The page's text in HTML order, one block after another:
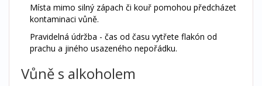
Místa mimo silný zápach či kouř pomohou předcházet
kontaminaci vůně.
Pravidelná údržba - čas od času vytřete flakón od
prachu a jiného usazeného nepořádku.
Vůně s alkoholem